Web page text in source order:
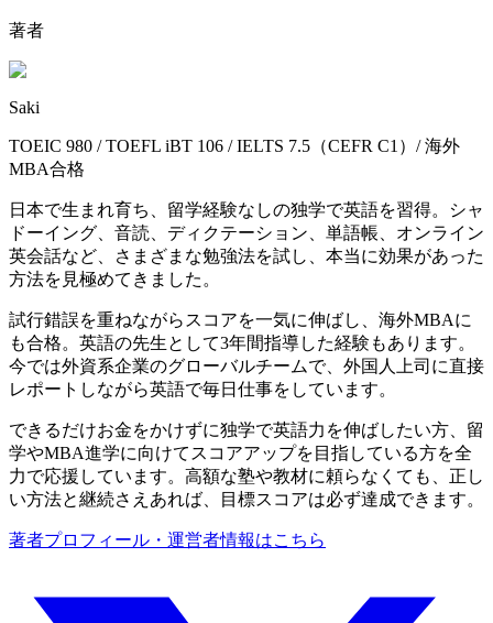
著者
Saki
TOEIC 980 / TOEFL iBT 106 / IELTS 7.5（CEFR C1）/ 海外
MBA合格
日本で生まれ育ち、留学経験なしの独学で英語を習得。シャ
ドーイング、音読、ディクテーション、単語帳、オンライン
英会話など、さまざまな勉強法を試し、本当に効果があった
方法を見極めてきました。
試行錯誤を重ねながらスコアを一気に伸ばし、海外MBAに
も合格。英語の先生として3年間指導した経験もあります。
今では外資系企業のグローバルチームで、外国人上司に直接
レポートしながら英語で毎日仕事をしています。
できるだけお金をかけずに独学で英語力を伸ばしたい方、留
学やMBA進学に向けてスコアアップを目指している方を全
力で応援しています。高額な塾や教材に頼らなくても、正し
い方法と継続さえあれば、目標スコアは必ず達成できます。
著者プロフィール・運営者情報はこちら